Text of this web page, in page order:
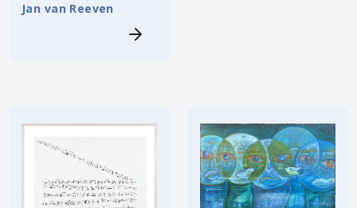
Jan van Reeven